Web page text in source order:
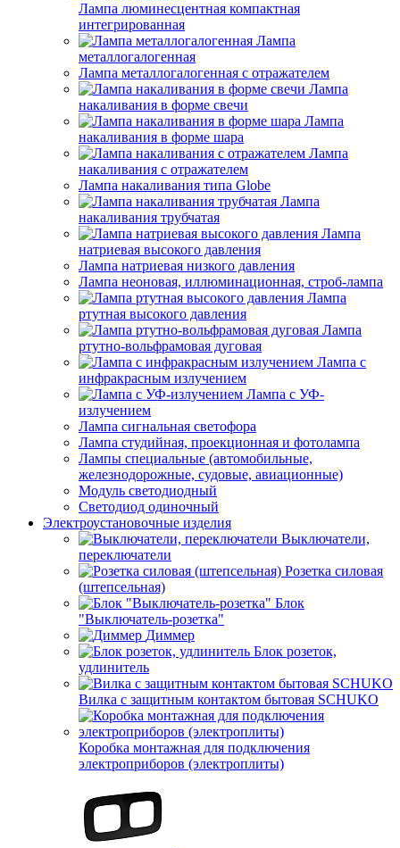
Лампа люминесцентная компактная
интегрированная
Лампа
металлогалогенная
Лампа металлогалогенная с отражателем
Лампа
накаливания в форме свечи
Лампа
накаливания в форме шара
Лампа
накаливания с отражателем
Лампа накаливания типа Globe
Лампа
накаливания трубчатая
Лампа
натриевая высокого давления
Лампа натриевая низкого давления
Лампа неоновая, иллюминационная, строб-лампа
Лампа
ртутная высокого давления
Лампа
ртутно-вольфрамовая дуговая
Лампа с
инфракрасным излучением
Лампа с УФ-
излучением
Лампа сигнальная светофора
Лампа студийная, проекционная и фотолампа
Лампы специальные (автомобильные,
железнодорожные, судовые, авиационные)
Модуль светодиодный
Светодиод одиночный
Электроустановочные изделия
Выключатели,
переключатели
Розетка силовая
(штепсельная)
Блок
"Выключатель-розетка"
Диммер
Блок розеток,
удлинитель
Вилка с защитным контактом бытовая SCHUKO
Коробка монтажная для подключения
электроприборов (электроплиты)